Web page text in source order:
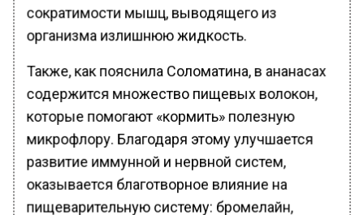
сократимости мышц, выводящего из
организма излишнюю жидкость.
Также, как пояснила Соломатина, в ананасах
содержится множество пищевых волокон,
которые помогают «кормить» полезную
микрофлору. Благодаря этому улучшается
развитие иммунной и нервной систем,
оказывается благотворное влияние на
пищеварительную систему: бромелайн,